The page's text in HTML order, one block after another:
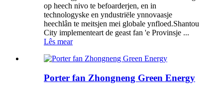
op heech nivo te befoarderjen, en in
technologyske en yndustriële ynnovaasje
heechlân te meitsjen mei globale ynfloed.Shantou
City implementeart de geast fan 'e Provinsje ...
Lês mear
Porter fan Zhongneng Green Energy